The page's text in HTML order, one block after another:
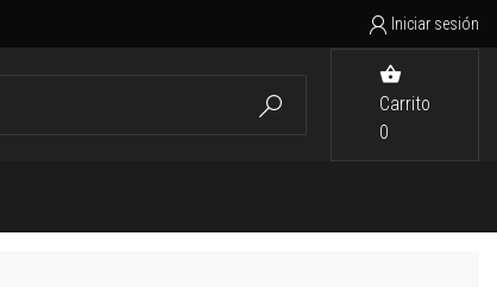
 Iniciar sesión


Carrito
0